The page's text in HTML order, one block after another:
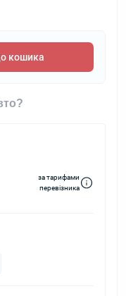
кошика
за тарифами
перевізника